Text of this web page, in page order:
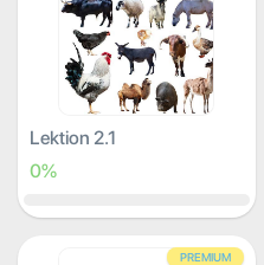
Lektion 2.1
0%
PREMIUM